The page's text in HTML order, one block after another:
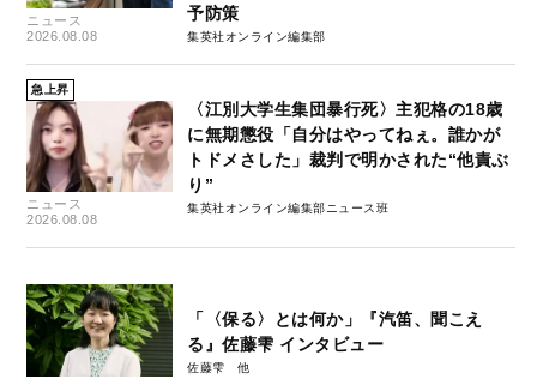
ニュース
2026.08.08
予防策
集英社オンライン編集部
急上昇
ニュース
2026.08.08
〈江別大学生集団暴行死〉主犯格の18歳
に無期懲役「自分はやってねぇ。誰かが
トドメさした」裁判で明かされた“他責ぶ
り”
集英社オンライン編集部ニュース班
「〈保る〉とは何か」『汽笛、聞こえ
る』佐藤雫 インタビュー
佐藤雫